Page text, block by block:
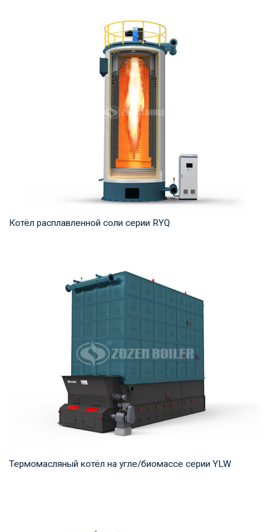
мощность продукта: 7,000-29,000 кВт Температ...
Котёл расплавленной соли серии RYQ
мощность продукта: 1,200-35,000 кВт Температ...
Термомасляный котёл на угле/биомассе серии YLW